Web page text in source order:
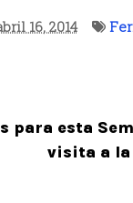
16, 2014
para esta
visita a la